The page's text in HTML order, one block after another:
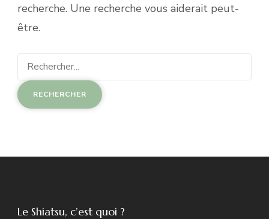
recherche. Une recherche vous aiderait peut-
être.
Recherche
pour
:
Le Shiatsu, c’est quoi ?